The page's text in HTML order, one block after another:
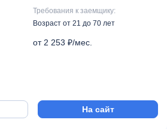
Требования к заемщику:
Возраст от 21 до 70 лет
от 2 253 ₽/мес.
На сайт